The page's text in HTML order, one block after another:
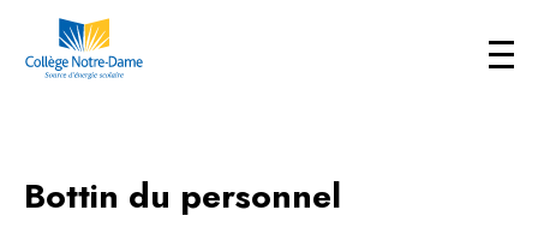
Bottin du personnel